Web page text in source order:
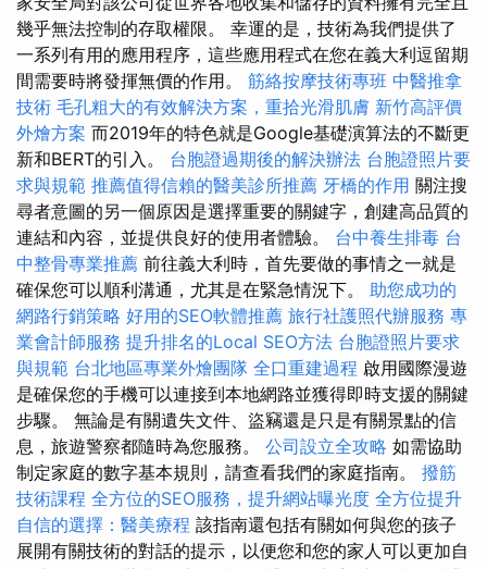
幾乎無法控制的存取權限。 幸運的是，技術為我們提供了
一系列有用的應用程序，這些應用程式在您在義大利逗留期
間需要時將發揮無價的作用。 筋絡按摩技術專班 中醫推拿
技術 毛孔粗大的有效解決方案，重拾光滑肌膚 新竹高評價
外燴方案 而2019年的特色就是Google基礎演算法的不斷更
新和BERT的引入。 台胞證過期後的解決辦法 台胞證照片要
求與規範 推薦值得信賴的醫美診所推薦 牙橋的作用 關注搜
尋者意圖的另一個原因是選擇重要的關鍵字，創建高品質的
連結和內容，並提供良好的使用者體驗。 台中養生排毒 台
中整骨專業推薦 前往義大利時，首先要做的事情之一就是
確保您可以順利溝通，尤其是在緊急情況下。 助您成功的
網路行銷策略 好用的SEO軟體推薦 旅行社護照代辦服務 專
業會計師服務 提升排名的Local SEO方法 台胞證照片要求
與規範 台北地區專業外燴團隊 全口重建過程 啟用國際漫遊
是確保您的手機可以連接到本地網路並獲得即時支援的關鍵
步驟。 無論是有關遺失文件、盜竊還是只是有關景點的信
息，旅遊警察都隨時為您服務。 公司設立全攻略 如需協助
制定家庭的數字基本規則，請查看我們的家庭指南。 撥筋
技術課程 全方位的SEO服務，提升網站曝光度 全方位提升
自信的選擇：醫美療程 該指南還包括有關如何與您的孩子
展開有關技術的對話的提示，以便您和您的家人可以更加自